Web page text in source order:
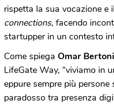
rispetta la sua vocazione e
connections, facendo
startupper in un contesto
Come spiega Omar Bertoni
LifeGate Way, “viviamo in
eppure sempre più persone
paradosso tra presenza